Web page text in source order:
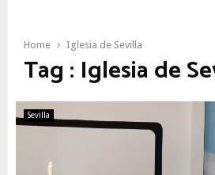
Home Iglesia de Sevilla
Tag : Iglesia de
Sevilla